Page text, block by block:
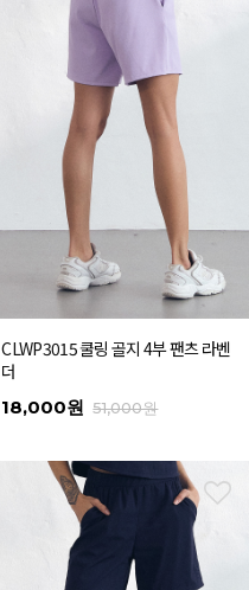
CLWP3015 쿨링 골지 4부 팬츠 라벤
더
18,000원 51,000원